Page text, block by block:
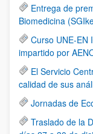
Entrega de
Biomedicina
Curso UNE-EN
impartido por
El Servicio
calidad de sus
Jornadas de
Traslado de la